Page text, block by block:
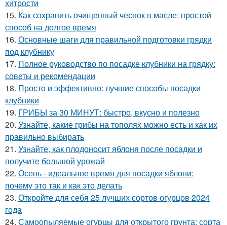
хитрости
15. Как сохранить очищенный чеснок в масле: простой
способ на долгое время
16. Основные шаги для правильной подготовки грядки
под клубнику
17. Полное руководство по посадке клубники на грядку:
советы и рекомендации
18. Просто и эффективно: лучшие способы посадки
клубники
19. ГРИБЫ за 30 МИНУТ: быстро, вкусно и полезно
20. Узнайте, какие грибы на тополях можно есть и как их
правильно выбирать
21. Узнайте, как плодоносит яблоня после посадки и
получите большой урожай
22. Осень - идеальное время для посадки яблони:
почему это так и как это делать
23. Откройте для себя 25 лучших сортов огурцов 2024
года
24. Самоопыляемые огурцы для открытого грунта: сорта